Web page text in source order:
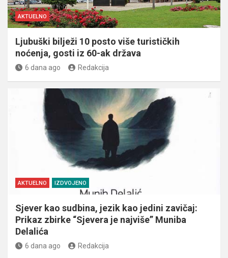
AKTUELNO
Ljubuški bilježi 10 posto više turističkih
noćenja, gosti iz 60-ak država
6 dana ago Redakcija
AKTUELNO IZDVOJENO
Sjever kao sudbina, jezik kao jedini zavičaj:
Prikaz zbirke “Sjevera je najviše” Muniba
Delalića
6 dana ago Redakcija